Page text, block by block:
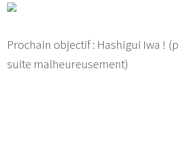
Prochain objectif : Hashigui Iwa !
suite malheureusement)